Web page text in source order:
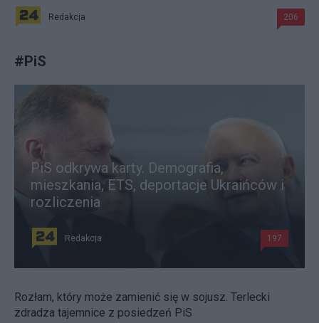
Redakcja 206
#PiS
PiS odkrywa karty. Demografia,
mieszkania, ETS, deportacje Ukraińców i
rozliczenia
Redakcja 197
Rozłam, który może zamienić się w sojusz. Terlecki
zdradza tajemnice z posiedzeń PiS